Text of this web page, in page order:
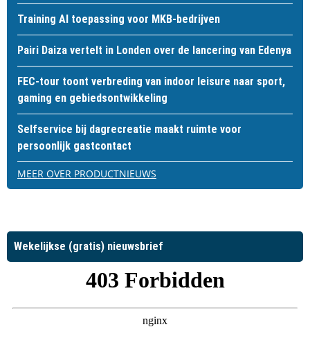
Training AI toepassing voor MKB-bedrijven
Pairi Daiza vertelt in Londen over de lancering van Edenya
FEC-tour toont verbreding van indoor leisure naar sport,
gaming en gebiedsontwikkeling
Selfservice bij dagrecreatie maakt ruimte voor
persoonlijk gastcontact
MEER OVER PRODUCTNIEUWS
Wekelijkse (gratis) nieuwsbrief